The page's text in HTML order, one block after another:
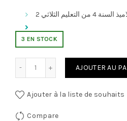
التعليم الثلاثي 2
3 EN STOCK
AJOUTER AU
Ajouter à la liste de souhaits
Compare